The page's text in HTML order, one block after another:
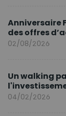
Anniversaire
des offres
02/08/2026
Un walking
04/02/2026